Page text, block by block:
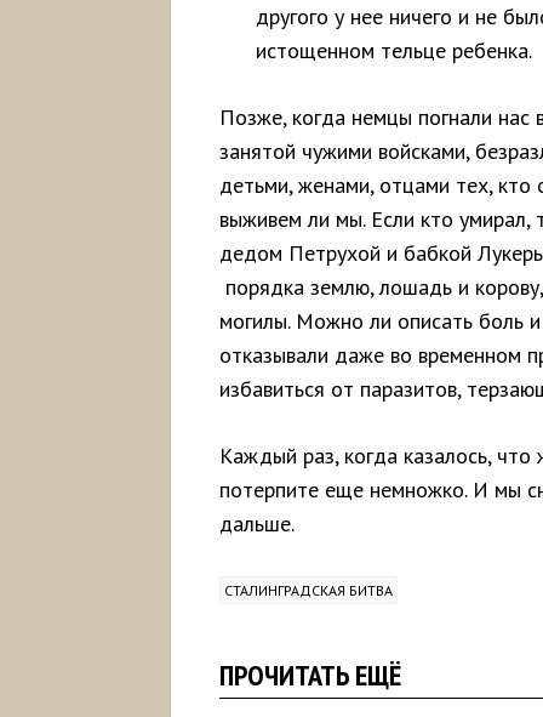
другого у нее ничего и не
истощенном тельце ребенка.
Позже, когда немцы погнали
занятой чужими войсками,
детьми, женами, отцами тех,
выживем ли мы. Если кто умирал,
дедом Петрухой и бабкой
порядка землю, лошадь и
могилы. Можно ли описать боль
отказывали даже во временном
избавиться от паразитов,
Каждый раз, когда казалось,
потерпите еще немножко. И мы
дальше.
СТАЛИНГРАДСКАЯ БИТВА
ПРОЧИТАТЬ ЕЩЁ